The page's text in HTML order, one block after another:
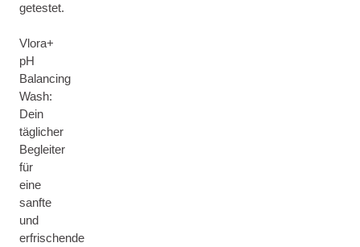
getestet.
Vlora+
pH
Balancing
Wash:
Dein
täglicher
Begleiter
für
eine
sanfte
und
erfrischende